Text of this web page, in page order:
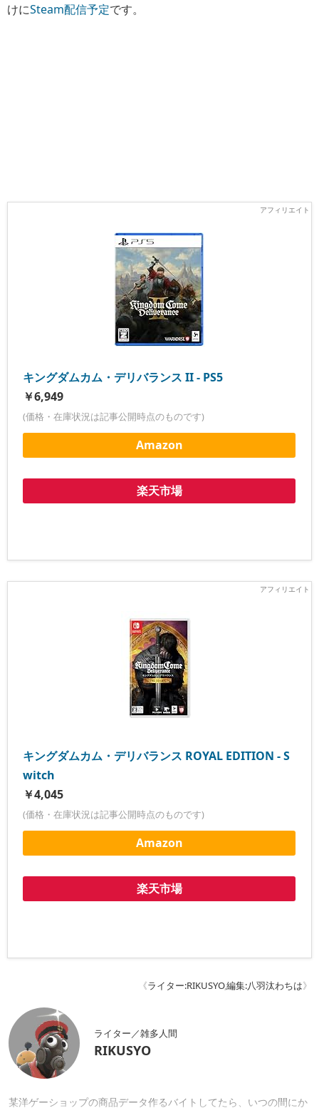
けにSteam配信予定です。
キングダムカム・デリバランス II - PS5
￥6,949
(価格・在庫状況は記事公開時点のものです)
Amazon
楽天市場
キングダムカム・デリバランス ROYAL EDITION - S
witch
￥4,045
(価格・在庫状況は記事公開時点のものです)
Amazon
楽天市場
《ライター:RIKUSYO,編集:八羽汰わちは》
ライター／雑多人間
RIKUSYO
某洋ゲーショップの商品データ作るバイトしてたら、いつの間にか